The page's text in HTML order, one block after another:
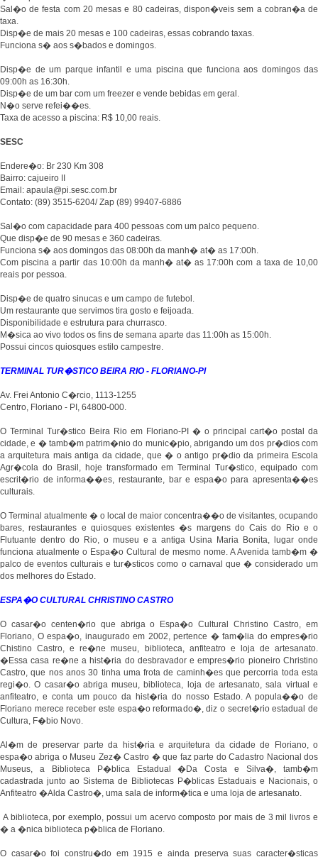
Sal�o de festa com 20 mesas e 80 cadeiras, dispon�veis sem a cobran�a de
taxa.
Disp�e de mais 20 mesas e 100 cadeiras, essas cobrando taxas.
Funciona s� aos s�bados e domingos.
Disp�e de um parque infantil e uma piscina que funciona aos domingos das
09:00h as 16:30h.
Disp�e de um bar com um freezer e vende bebidas em geral.
N�o serve refei��es.
Taxa de acesso a piscina: R$ 10,00 reais.
SESC
Endere�o: Br 230 Km 308
Bairro: cajueiro II
Email: apaula@pi.sesc.com.br
Contato: (89) 3515-6204/ Zap (89) 99407-6886
Sal�o com capacidade para 400 pessoas com um palco pequeno.
Que disp�e de 90 mesas e 360 cadeiras.
Funciona s� aos domingos das 08:00h da manh� at� as 17:00h.
Com piscina a partir das 10:00h da manh� at� as 17:00h com a taxa de 10,00
reais por pessoa.
Disp�e de quatro sinucas e um campo de futebol.
Um restaurante que servimos tira gosto e feijoada.
Disponibilidade e estrutura para churrasco.
M�sica ao vivo todos os fins de semana aparte das 11:00h as 15:00h.
Possui cincos quiosques estilo campestre.
TERMINAL TUR�STICO BEIRA RIO - FLORIANO-PI
Av. Frei Antonio C�rcio, 1113-1255
Centro, Floriano - PI, 64800-000.
O Terminal Tur�stico Beira Rio em Floriano-PI � o principal cart�o postal da
cidade, e � tamb�m patrim�nio do munic�pio, abrigando um dos pr�dios com
a arquitetura mais antiga da cidade, que � o antigo pr�dio da primeira Escola
Agr�cola do Brasil, hoje transformado em Terminal Tur�stico, equipado com
escrit�rio de informa��es, restaurante, bar e espa�o para apresenta��es
culturais.
O Terminal atualmente � o local de maior concentra��o de visitantes, ocupando
bares, restaurantes e quiosques existentes �s margens do Cais do Rio e o
Flutuante dentro do Rio, o museu e a antiga Usina Maria Bonita, lugar onde
funciona atualmente o Espa�o Cultural de mesmo nome. A Avenida tamb�m �
palco de eventos culturais e tur�sticos como o carnaval que � considerado um
dos melhores do Estado.
ESPA�O CULTURAL CHRISTINO CASTRO
O casar�o centen�rio que abriga o Espa�o Cultural Christino Castro, em
Floriano, O espa�o, inaugurado em 2002, pertence � fam�lia do empres�rio
Chistino Castro, e re�ne museu, biblioteca, anfiteatro e loja de artesanato.
�Essa casa re�ne a hist�ria do desbravador e empres�rio pioneiro Christino
Castro, que nos anos 30 tinha uma frota de caminh�es que percorria toda esta
regi�o. O casar�o abriga museu, biblioteca, loja de artesanato, sala virtual e
anfiteatro, e conta um pouco da hist�ria do nosso Estado. A popula��o de
Floriano merece receber este espa�o reformado�, diz o secret�rio estadual de
Cultura, F�bio Novo.
Al�m de preservar parte da hist�ria e arquitetura da cidade de Floriano, o
espa�o abriga o Museu Zez� Castro � que faz parte do Cadastro Nacional dos
Museus, a Biblioteca P�blica Estadual �Da Costa e Silva�, tamb�m
cadastrada junto ao Sistema de Bibliotecas P�blicas Estaduais e Nacionais, o
Anfiteatro �Alda Castro�, uma sala de inform�tica e uma loja de artesanato.
A biblioteca, por exemplo, possui um acervo composto por mais de 3 mil livros e
� a �nica biblioteca p�blica de Floriano.
O casar�o foi constru�do em 1915 e ainda preserva suas caracter�sticas